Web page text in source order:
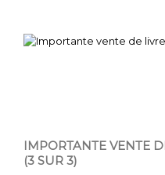
IMPORTANTE VENTE
(3 SUR 3)